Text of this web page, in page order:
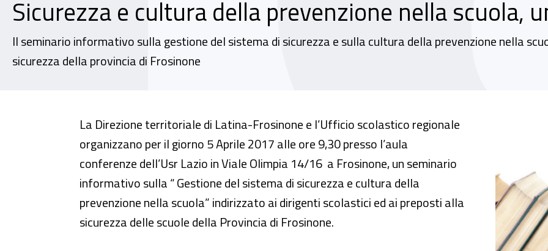
Sicurezza e cultura della prevenzione nella scuola,
Il seminario informativo sulla gestione del sistema di sicurezza e sulla cultura della prevenzione nella
sicurezza della provincia di Frosinone
Sicurezza e cultura della prevenzione nella scuola, un seminario a Frosinone
La Direzione territoriale di Latina-Frosinone e l’Ufficio scolastico regionale
organizzano per il giorno 5 Aprile 2017 alle ore 9,30 presso l’aula
conferenze dell’Usr Lazio in Viale Olimpia 14/16 a Frosinone, un seminario
informativo sulla “ Gestione del sistema di sicurezza e cultura della
prevenzione nella scuola” indirizzato ai dirigenti scolastici ed ai preposti alla
sicurezza delle scuole della Provincia di Frosinone.